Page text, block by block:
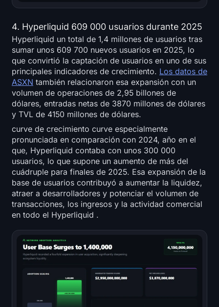
4. Hyperliquid 609 000 usuarios durante 2025
Hyperliquid un total de 1,4 millones de usuarios tras
sumar unos 609 700 nuevos usuarios en 2025, lo
que convirtió la captación de usuarios en uno de sus
principales indicadores de crecimiento. Los datos de
ASXN también relacionaron esa expansión con un
volumen de operaciones de 2,95 billones de
dólares, entradas netas de 3870 millones de dólares
y TVL de 4150 millones de dólares.
curve de crecimiento curve especialmente
pronunciada en comparación con 2024, año en el
que, Hyperliquid contaba con unos 300 000
usuarios, lo que supone un aumento de más del
cuádruple para finales de 2025. Esa expansión de la
base de usuarios contribuyó a aumentar la liquidez,
atraer a desarrolladores y potenciar el volumen de
transacciones, los ingresos y la actividad comercial
en todo el Hyperliquid .